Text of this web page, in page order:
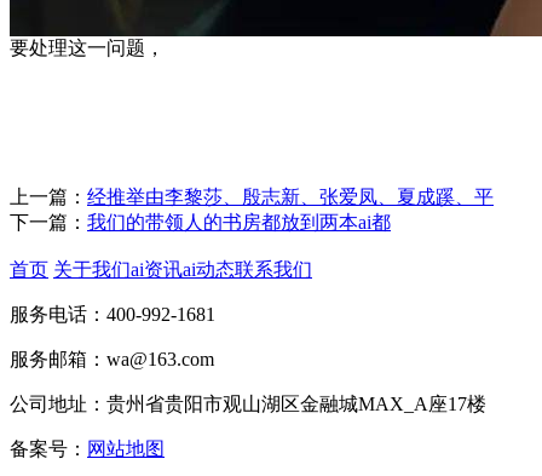
要处理这一问题，
上一篇： 经推举由李黎莎、殷志新、张爱凤、夏成蹊、平
下一篇： 我们的带领人的书房都放到两本ai都
首页 关于我们ai资讯ai动态联系我们
服务电话：400-992-1681
服务邮箱：wa@163.com
公司地址：贵州省贵阳市观山湖区金融城MAX_A座17楼
备案号： 网站地图